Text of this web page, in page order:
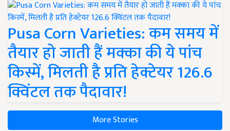
Pusa Corn Varieties: कम समय में
तैयार हो जाती हैं मक्का की ये पांच
किस्में, मिलती है प्रति हेक्टेयर 126.6
क्विंटल तक पैदावार!
More Stories